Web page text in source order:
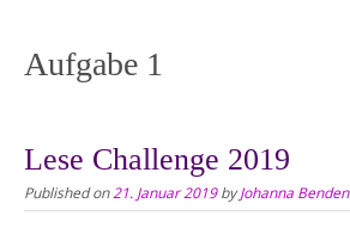
Aufgabe 1
Lese Challenge 2019
Published on21. Januar 2019byJohanna Benden